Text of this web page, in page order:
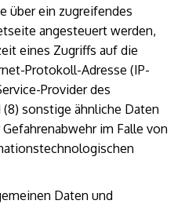
über ein zugreifendes
angesteuert werden,
eines Zugriffs auf die
Protokoll-Adresse (IP-
Provider des
sonstige ähnliche Daten
im Falle von
Daten und